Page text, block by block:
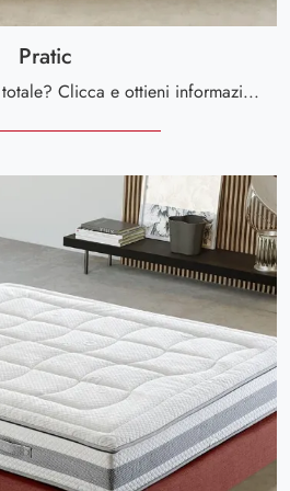
Pratic
Vuoi assicurarti il relax totale? Clicca e ottieni informazioni sul materasso Pratic tra i modelli a molle matrimoniali di Altaflex!